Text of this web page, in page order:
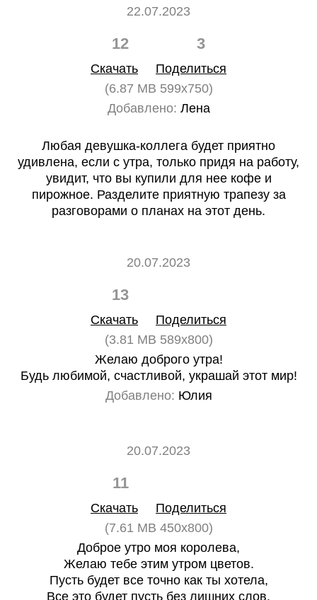
22.07.2023
12 3
Скачать
Поделиться
(6.87 MB 599x750)
Добавлено: Лена
Любая девушка-коллега будет приятно
удивлена, если с утра, только придя на работу,
увидит, что вы купили для нее кофе и
пирожное. Разделите приятную трапезу за
разговорами о планах на этот день.
20.07.2023
13
Скачать
Поделиться
(3.81 MB 589x800)
Желаю доброго утра!
Будь любимой, счастливой, украшай этот мир!
Добавлено: Юлия
20.07.2023
11
Скачать
Поделиться
(7.61 MB 450x800)
Доброе утро моя королева,
Желаю тебе этим утром цветов.
Пусть будет все точно как ты хотела,
Все это будет пусть без лишних слов.